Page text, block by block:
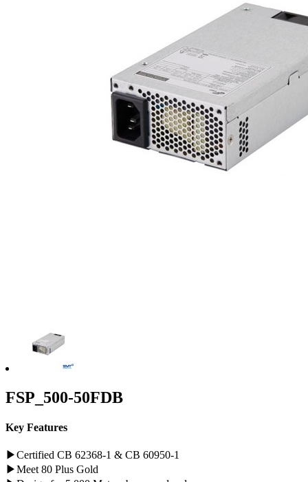
FSP_500-50FDB
Key Features
▶Certified CB 62368-1 & CB 60950-1
▶Meet 80 Plus Gold